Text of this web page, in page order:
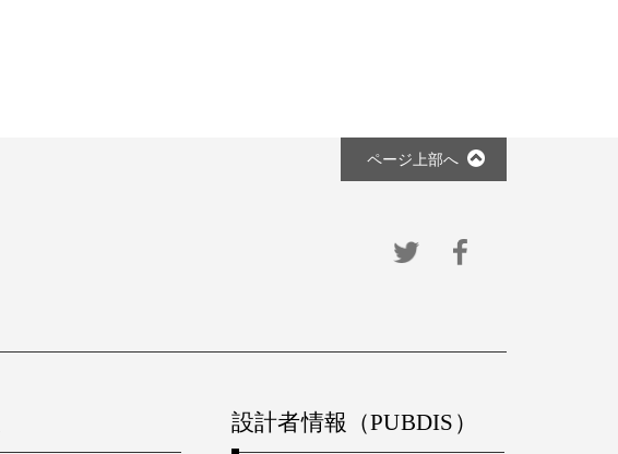
ページ上部へ
設計者情報（PUBDIS）